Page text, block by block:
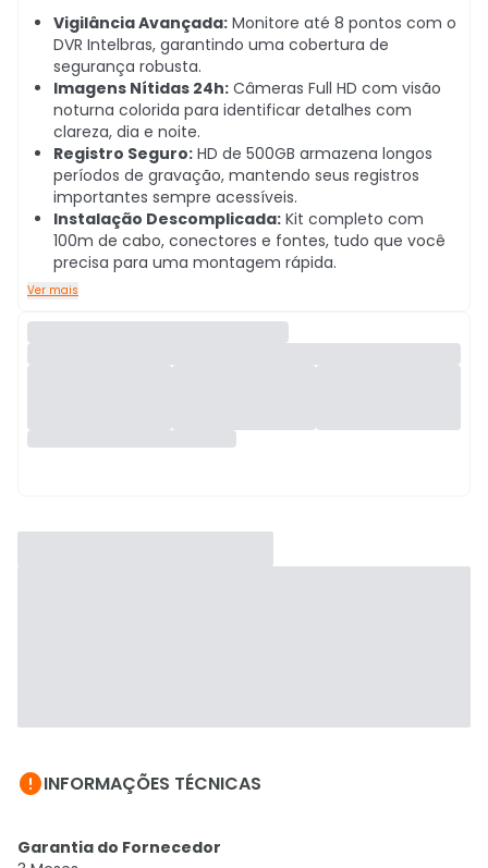
Vigilância Avançada: Monitore até 8 pontos com o
DVR Intelbras, garantindo uma cobertura de
segurança robusta.
Imagens Nítidas 24h: Câmeras Full HD com visão
noturna colorida para identificar detalhes com
clareza, dia e noite.
Registro Seguro: HD de 500GB armazena longos
períodos de gravação, mantendo seus registros
importantes sempre acessíveis.
Instalação Descomplicada: Kit completo com
100m de cabo, conectores e fontes, tudo que você
precisa para uma montagem rápida.
Ver mais
INFORMAÇÕES TÉCNICAS
Garantia do Fornecedor